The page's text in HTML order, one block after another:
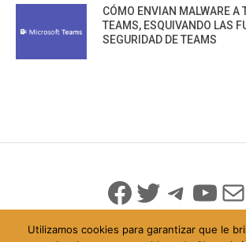
CÓMO ENVIAN MALWARE A
TEAMS, ESQUIVANDO LAS
SEGURIDAD DE TEAMS
Facebook
Twitter
Utilizamos cookies para garantizar que le